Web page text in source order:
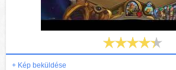
+ Kép beküldése